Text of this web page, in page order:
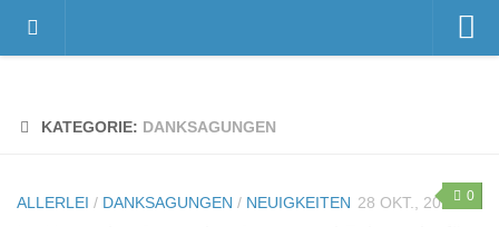
KATEGORIE: DANKSAGUNGEN
0
ALLERLEI / DANKSAGUNGEN / NEUIGKEITEN 28 OKT., 2025